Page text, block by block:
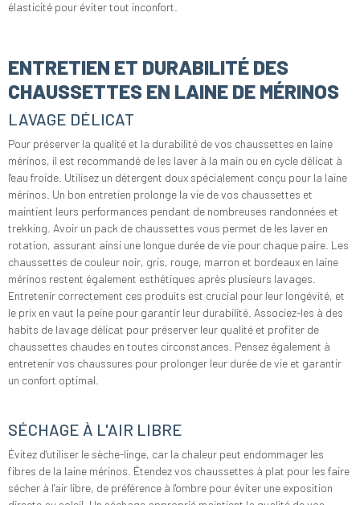
élasticité pour éviter tout inconfort.
ENTRETIEN ET DURABILITÉ DES
CHAUSSETTES EN LAINE DE MÉRINOS
LAVAGE DÉLICAT
Pour préserver la qualité et la durabilité de vos chaussettes en laine
mérinos, il est recommandé de les laver à la main ou en cycle délicat à
l'eau froide. Utilisez un détergent doux spécialement conçu pour la laine
mérinos. Un bon entretien prolonge la vie de vos chaussettes et
maintient leurs performances pendant de nombreuses randonnées et
trekking. Avoir un pack de chaussettes vous permet de les laver en
rotation, assurant ainsi une longue durée de vie pour chaque paire. Les
chaussettes de couleur noir, gris, rouge, marron et bordeaux en laine
mérinos restent également esthétiques après plusieurs lavages.
Entretenir correctement ces produits est crucial pour leur longévité, et
le prix en vaut la peine pour garantir leur durabilité. Associez-les à des
habits de lavage délicat pour préserver leur qualité et profiter de
chaussettes chaudes en toutes circonstances. Pensez également à
entretenir vos chaussures pour prolonger leur durée de vie et garantir
un confort optimal.
SÉCHAGE À L'AIR LIBRE
Évitez d'utiliser le sèche-linge, car la chaleur peut endommager les
fibres de la laine mérinos. Étendez vos chaussettes à plat pour les faire
sécher à l'air libre, de préférence à l'ombre pour éviter une exposition